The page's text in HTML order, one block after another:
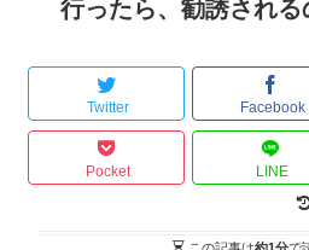
行ったら、勧誘される
Twitter Facebook
Pocket LINE